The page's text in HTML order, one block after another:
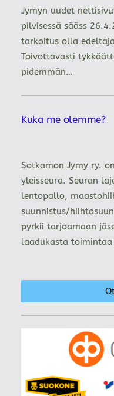
Jymyn uudet
pilvisessä sääss
tarkoitus olla
Toivottavasti
pidemmän…
Kuka me olemme?
Sotkamon Jymy ry.
yleisseura. Seuran
lentopallo,
suunnistus/
pyrkii tarjoamaan
laadukasta